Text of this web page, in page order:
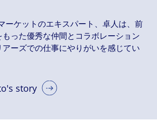
ーケットのエキスパート、卓人は、前
った優秀な仲間とコラボレーション
ーズでの仕事にやりがいを感じてい
story